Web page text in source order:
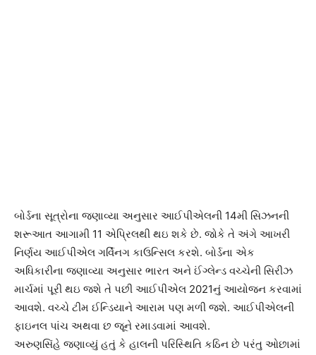
બોર્ડના સૂત્રોના જણાવ્યા અનુસાર આઈપીએલની 14મી સિઝનની
શરૂઆત આગામી 11 એપ્રિલથી થઇ શકે છે. જોકે તે અંગે આખરી
નિર્ણય આઈપીએલ ગર્વિંનગ કાઉન્સિલ કરશે. બોર્ડના એક
અધિકારીના જણાવ્યા અનુસાર ભારત અને ઈંગ્લેન્ડ વચ્ચેની સિરીઝ
માર્ચમાં પૂરી થઇ જશે તે પછી આઈપીએલ 2021નું આયોજન કરવામાં
આવશે. વચ્ચે ટીમ ઈન્ડિયાને આરામ પણ મળી જશે. આઈપીએલની
ફાઇનલ પાંચ અથવા છ જૂને રમાડવામાં આવશે.
અરુણસિંહે જણાવ્યું હતું કે હાલની પરિસ્થિતિ કઠિન છે પરંતુ ઓછામાં